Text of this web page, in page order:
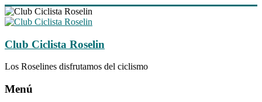
Saltar
al
Club Ciclista Roselin
Los Roselines disfrutamos del ciclismo
Menú